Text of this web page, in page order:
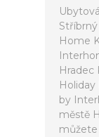
Home
Hradec
by
městě
můžete